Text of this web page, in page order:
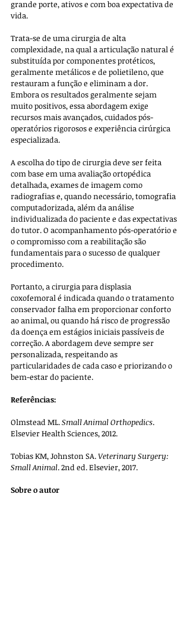
grande porte, ativos e com boa expectativa de
vida.
Trata-se de uma cirurgia de alta
complexidade, na qual a articulação natural é
substituída por componentes protéticos,
geralmente metálicos e de polietileno, que
restauram a função e eliminam a dor.
Embora os resultados geralmente sejam
muito positivos, essa abordagem exige
recursos mais avançados, cuidados pós-
operatórios rigorosos e experiência cirúrgica
especializada.
A escolha do tipo de cirurgia deve ser feita
com base em uma avaliação ortopédica
detalhada, exames de imagem como
radiografias e, quando necessário, tomografia
computadorizada, além da análise
individualizada do paciente e das expectativas
do tutor. O acompanhamento pós-operatório e
o compromisso com a reabilitação são
fundamentais para o sucesso de qualquer
procedimento.
Portanto, a cirurgia para displasia
coxofemoral é indicada quando o tratamento
conservador falha em proporcionar conforto
ao animal, ou quando há risco de progressão
da doença em estágios iniciais passíveis de
correção. A abordagem deve sempre ser
personalizada, respeitando as
particularidades de cada caso e priorizando o
bem-estar do paciente.
Referências:
Olmstead ML. Small Animal Orthopedics.
Elsevier Health Sciences, 2012.
Tobias KM, Johnston SA. Veterinary Surgery:
Small Animal. 2nd ed. Elsevier, 2017.
Sobre o autor